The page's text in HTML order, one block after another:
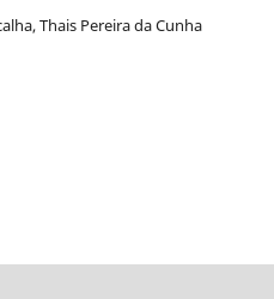
Thais Pereira da Cunha